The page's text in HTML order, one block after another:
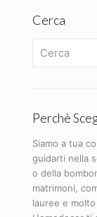
Cerca
Perchè
Siamo a tua
guidarti nella
o della
matrimoni,
lauree e